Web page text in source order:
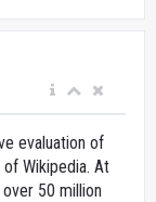
evaluation of
Wikipedia. At
50 million